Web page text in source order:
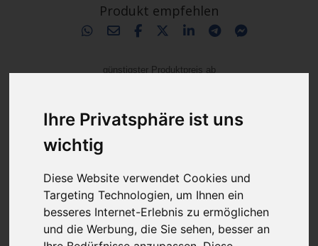
Ihre Privatsphäre ist uns
wichtig
Diese Website verwendet Cookies und
Targeting Technologien, um Ihnen ein
besseres Internet-Erlebnis zu ermöglichen
und die Werbung, die Sie sehen, besser an
Produkt empfehlen
günstigster Produktpreis ab
16,53 €
+ 2,95 € Versandkosten
& inkl. MwSt.
Ersparnis: % oder 20,55 € 4